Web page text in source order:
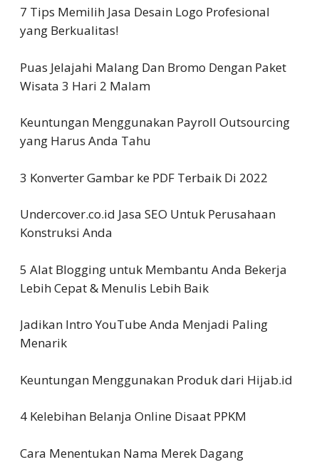
7 Tips Memilih Jasa Desain Logo Profesional
yang Berkualitas!
Puas Jelajahi Malang Dan Bromo Dengan Paket
Wisata 3 Hari 2 Malam
Keuntungan Menggunakan Payroll Outsourcing
yang Harus Anda Tahu
3 Konverter Gambar ke PDF Terbaik Di 2022
Undercover.co.id Jasa SEO Untuk Perusahaan
Konstruksi Anda
5 Alat Blogging untuk Membantu Anda Bekerja
Lebih Cepat & Menulis Lebih Baik
Jadikan Intro YouTube Anda Menjadi Paling
Menarik
Keuntungan Menggunakan Produk dari Hijab.id
4 Kelebihan Belanja Online Disaat PPKM
Cara Menentukan Nama Merek Dagang